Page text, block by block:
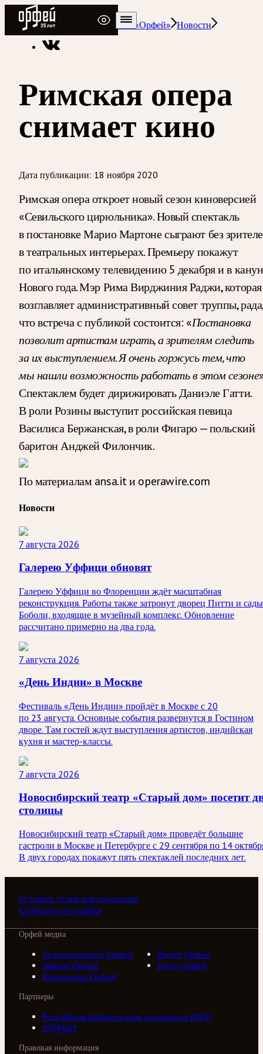
Радио Орфей
Радио классической музыки «Орфей» Новости
Римская опера
снимает кино
Дата публикации: 18 ноября 2020
Римская опера откроет новый сезон киноверсией
«Севильского цирюльника». Новый спектакль
в постановке Марио Мартоне сыграют без
в театральных интерьерах. Премьеру покажут
по итальянскому телевидению 5 декабря и в канун
Нового года. Мэр Рима Вирджиния Раджи, которая
возглавляет административный совет труппы, рада,
что встреча с публикой состоится: «Постановка
позволит артистам играть, а зрителям следить
за их выступлением. Я очень горжусь тем, что
мы нашли возможность работать в этом сезоне
Спектаклем будет дирижировать Даниэле Гатти.
В роли Розины выступит российская певица
Василиса Бержанская, в роли Фигаро — польский
баритон Анджей Филончик.
По материалам ansa.it и operawire.com
Новости
7 августа 2026
Галерею Уффици обновят
Галерею Уффици во Флоренции ждёт масштабная
реконструкция. Работы также затронут дворец Питти и сады
Боболи, входящие в музейный комплекс. Обновление
рассчитано примерно на два года.
7 августа 2026
«День Индии» в Москве
Фестиваль «День Индии» пройдёт в Москве с 20
по 23 августа. Основные события развернутся в Гостином
дворе. Там гостей ждут выступления артистов, индийская
кухня и мастер-классы.
7 августа 2026
Новосибирский театр «Старый дом» посетит
столицы
Новосибирский театр «Старый дом» проведёт большие
гастроли в Москве и Петербурге с 29 сентября по 14
В двух городах покажут пять спектаклей последних лет.
Оставить отзыв или пожелание
Сообщить об ошибке
Орфей медиа
Телерадиоцентр Орфей
Видео Орфей
Афиша Орфей
Ноты Орфей
Коллективы Орфей
Партнеры
Российская библиотечная ассоциация (РБА)
///ТРАКТ
Правовая информация